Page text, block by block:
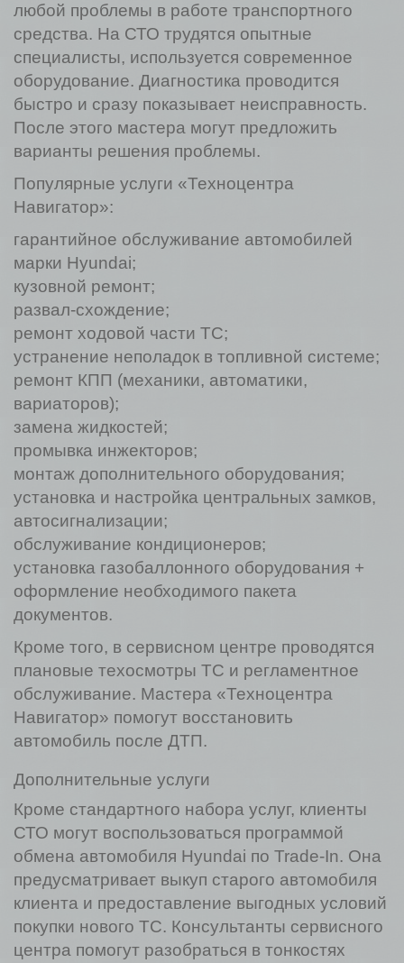
любой проблемы в работе транспортного
средства. На СТО трудятся опытные
специалисты, используется современное
оборудование. Диагностика проводится
быстро и сразу показывает неисправность.
После этого мастера могут предложить
варианты решения проблемы.
Популярные услуги «Техноцентра
Навигатор»:
гарантийное обслуживание автомобилей
марки Hyundai;
кузовной ремонт;
развал-схождение;
ремонт ходовой части ТС;
устранение неполадок в топливной системе;
ремонт КПП (механики, автоматики,
вариаторов);
замена жидкостей;
промывка инжекторов;
монтаж дополнительного оборудования;
установка и настройка центральных замков,
автосигнализации;
обслуживание кондиционеров;
установка газобаллонного оборудования +
оформление необходимого пакета
документов.
Кроме того, в сервисном центре проводятся
плановые техосмотры ТС и регламентное
обслуживание. Мастера «Техноцентра
Навигатор» помогут восстановить
автомобиль после ДТП.
Дополнительные услуги
Кроме стандартного набора услуг, клиенты
СТО могут воспользоваться программой
обмена автомобиля Hyundai по Trade-In. Она
предусматривает выкуп старого автомобиля
клиента и предоставление выгодных условий
покупки нового ТС. Консультанты сервисного
центра помогут разобраться в тонкостях